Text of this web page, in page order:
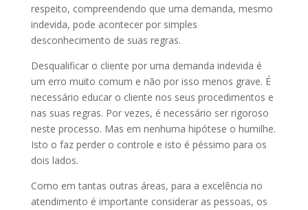
respeito, compreendendo que uma demanda, mesmo
indevida, pode acontecer por simples
desconhecimento de suas regras.
Desqualificar o cliente por uma demanda indevida é
um erro muito comum e não por isso menos grave. É
necessário educar o cliente nos seus procedimentos e
nas suas regras. Por vezes, é necessário ser rigoroso
neste processo. Mas em nenhuma hipótese o humilhe.
Isto o faz perder o controle e isto é péssimo para os
dois lados.
Como em tantas outras áreas, para a excelência no
atendimento é importante considerar as pessoas, os